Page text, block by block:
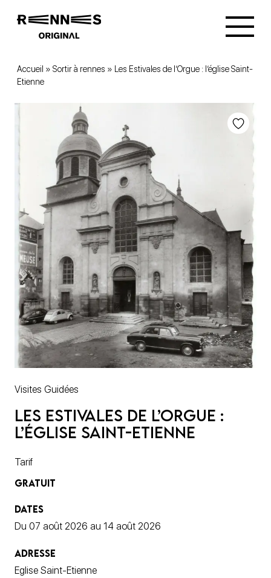
Accueil » Sortir à rennes »
Les Estivales de l’Orgue : l’église Saint-
Etienne
Visites Guidées
Les Estivales de l’Orgue :
l’église Saint-Etienne
Tarif
GRATUIT
DATES
Du 07 août 2026 au 14 août 2026
ADRESSE
Eglise Saint-Etienne